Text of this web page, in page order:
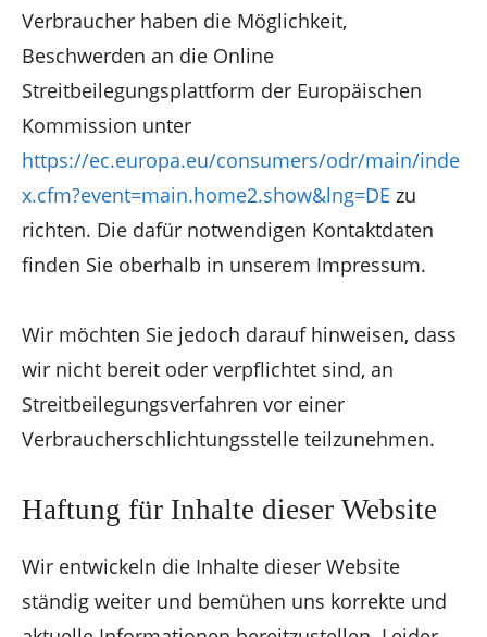
Verbraucher haben die Möglichkeit,
Beschwerden an die Online
Streitbeilegungsplattform der Europäischen
Kommission unter
https://ec.europa.eu/consumers/odr/main/inde
x.cfm?event=main.home2.show&lng=DE zu
richten. Die dafür notwendigen Kontaktdaten
finden Sie oberhalb in unserem Impressum.
Wir möchten Sie jedoch darauf hinweisen, dass
wir nicht bereit oder verpflichtet sind, an
Streitbeilegungsverfahren vor einer
Verbraucherschlichtungsstelle teilzunehmen.
Haftung für Inhalte dieser Website
Wir entwickeln die Inhalte dieser Website
ständig weiter und bemühen uns korrekte und